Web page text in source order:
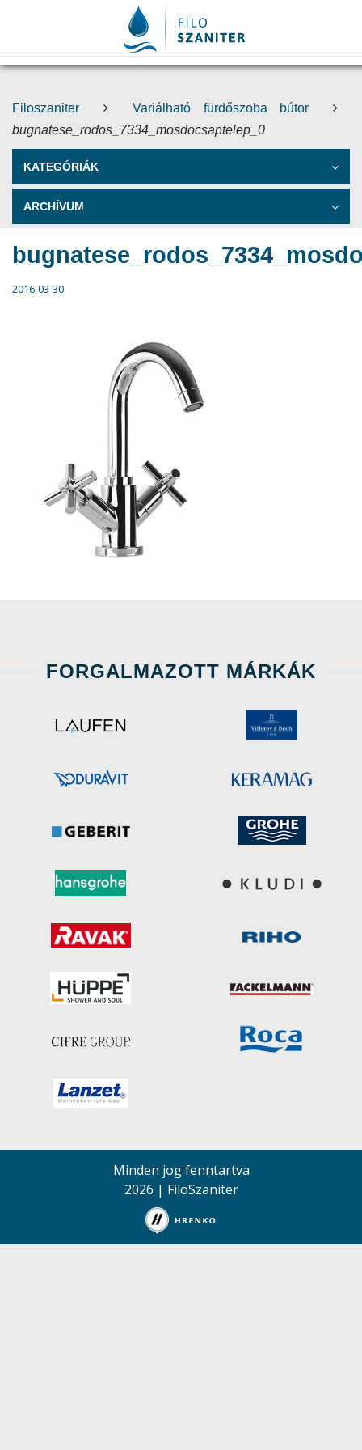
Filoszaniter
Variálható fürdőszoba bútor
bugnatese_rodos_7334_mosdocsaptelep_0
KATEGÓRIÁK
ARCHÍVUM
2016-03-30
FORGALMAZOTT MÁRKÁK
Minden jog fenntartva
2026 | FiloSzaniter